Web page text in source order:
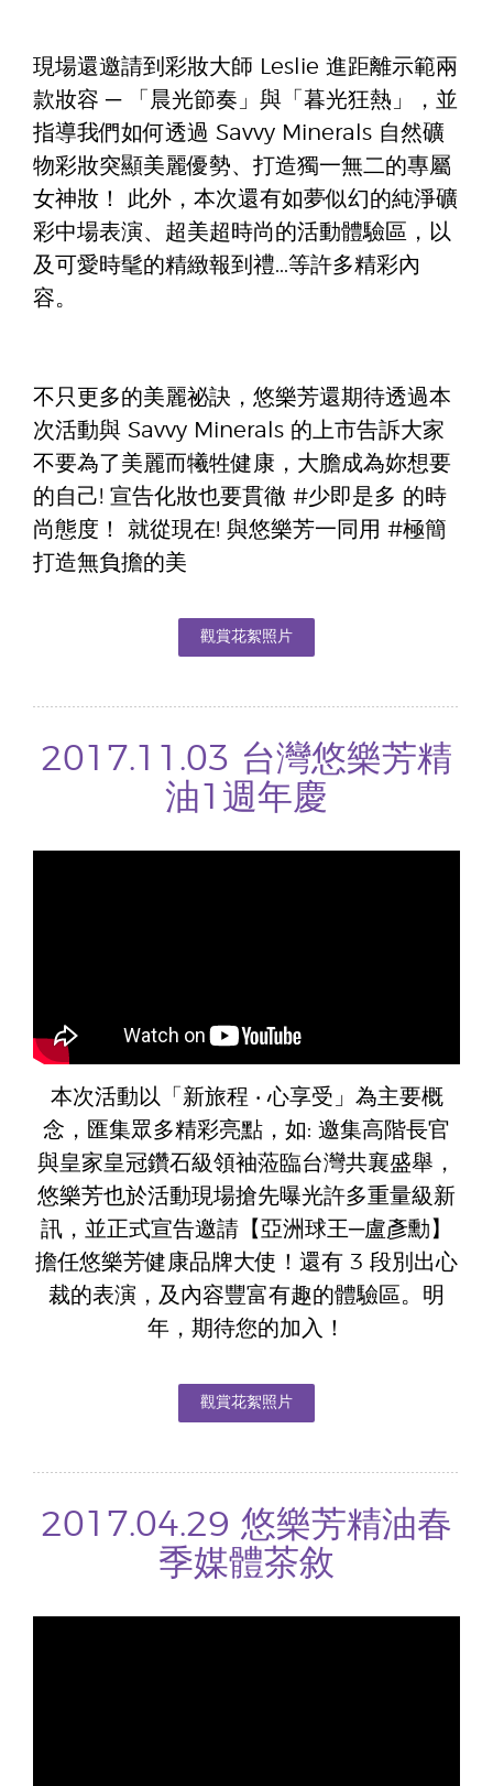
現場還邀請到彩妝大師 Leslie 進距離示範兩
款妝容 ─ 「晨光節奏」與「暮光狂熱」，並
指導我們如何透過 Savvy Minerals 自然礦
物彩妝突顯美麗優勢、打造獨一無二的專屬
女神妝！ 此外，本次還有如夢似幻的純淨礦
彩中場表演、超美超時尚的活動體驗區，以
及可愛時髦的精緻報到禮...等許多精彩內
容。
不只更多的美麗祕訣，悠樂芳還期待透過本
次活動與 Savvy Minerals 的上市告訴大家
不要為了美麗而犧牲健康，大膽成為妳想要
的自己! 宣告化妝也要貫徹 #少即是多 的時
尚態度！ 就從現在! 與悠樂芳一同用 #極簡
打造無負擔的美
觀賞花絮照片
2017.11.03 台灣悠樂芳精
油1週年慶
本次活動以「新旅程 ‧ 心享受」為主要概
念，匯集眾多精彩亮點，如: 邀集高階長官
與皇家皇冠鑽石級領袖蒞臨台灣共襄盛舉，
悠樂芳也於活動現場搶先曝光許多重量級新
訊，並正式宣告邀請【亞洲球王─盧彥勳】
擔任悠樂芳健康品牌大使！還有 3 段別出心
裁的表演，及內容豐富有趣的體驗區。明
年，期待您的加入！
觀賞花絮照片
2017.04.29 悠樂芳精油春
季媒體茶敘